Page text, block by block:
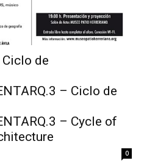
Ciclo de
– Ciclo de
– Cycle of
0